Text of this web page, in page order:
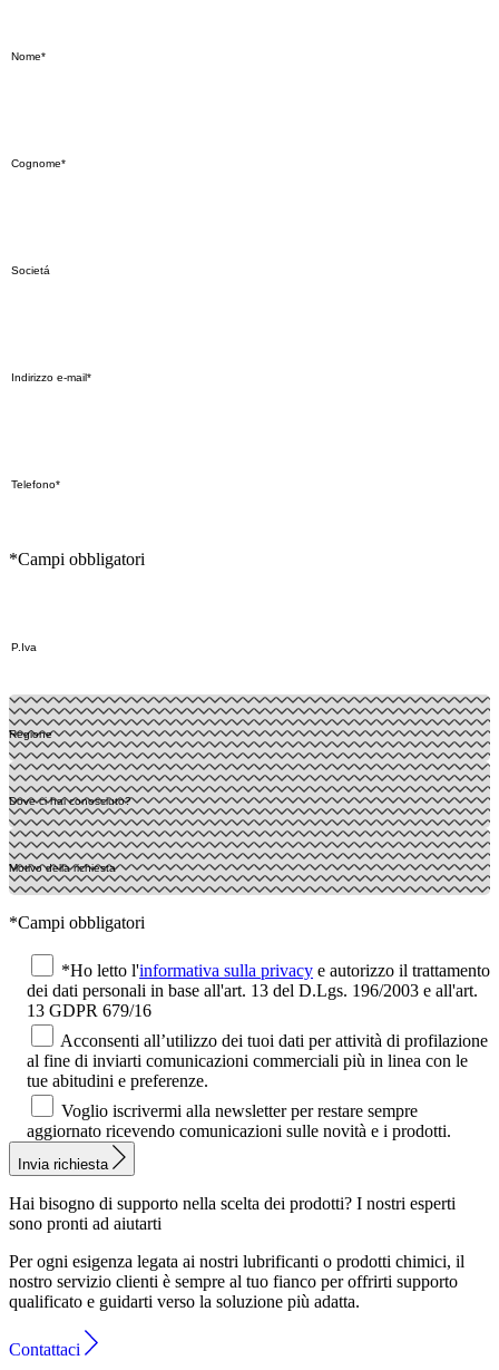
*Campi obbligatori
*Campi obbligatori
*Ho letto l'informativa sulla privacy e autorizzo il trattamento
dei dati personali in base all'art. 13 del D.Lgs. 196/2003 e all'art.
13 GDPR 679/16
Acconsenti all’utilizzo dei tuoi dati per attività di profilazione
al fine di inviarti comunicazioni commerciali più in linea con le
tue abitudini e preferenze.
Voglio iscrivermi alla newsletter per restare sempre
aggiornato ricevendo comunicazioni sulle novità e i prodotti.
Invia richiesta
Hai bisogno di supporto nella scelta dei prodotti? I nostri esperti
sono pronti ad aiutarti
Per ogni esigenza legata ai nostri lubrificanti o prodotti chimici, il
nostro servizio clienti è sempre al tuo fianco per offrirti supporto
qualificato e guidarti verso la soluzione più adatta.
Contattaci